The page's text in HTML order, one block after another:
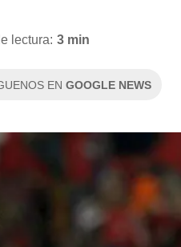
lectura: 3 min
EN GOOGLE NEWS